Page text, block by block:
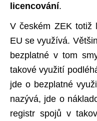
licencování.
V českém ZEK totiž
EU se využívá.
bezplatné v tom
takové využití
jde o bezplatné
nazývá, jde o
registr spojů v